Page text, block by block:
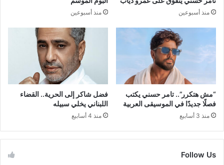
منذ أسبوعين منذ أسبوعين
“مش هتكرر”.. تامر حسني يكتب
فصلًا جديدًا في الموسيقى العربية
منذ 3 أسابيع
فضل شاكر إلى الحرية.. القضاء
اللبناني يخلي سبيله
منذ 4 أسابيع
Follow Us